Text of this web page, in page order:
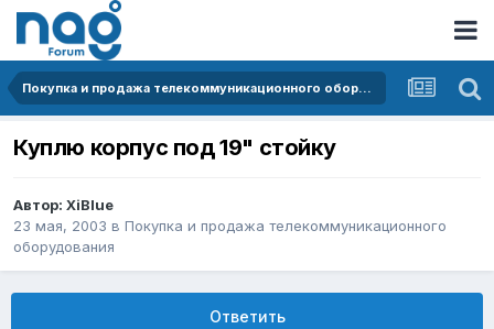
Покупка и продажа телекоммуникационного оборудования
Куплю корпус под 19" стойку
Автор: XiBlue
23 мая, 2003 в Покупка и продажа телекоммуникационного
оборудования
Ответить